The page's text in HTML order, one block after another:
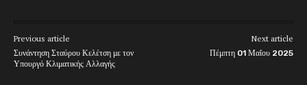
Previous article
Συνάντηση Σταύρου Κελέτση με τον
Υπουργό Κλιματικής Αλλαγής
Next article
Πέμπτη 01 Μαΐου 2025